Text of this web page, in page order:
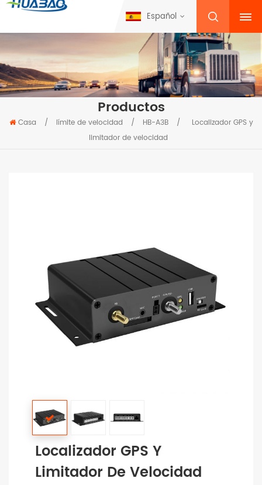
Español
Productos
Casa / límite de velocidad / HB-A3B /
Localizador GPS y
limitador de velocidad
Localizador GPS Y
Limitador De Velocidad